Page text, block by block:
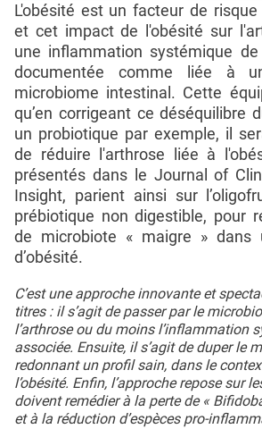
L'obésité est un facteur de risque
et cet impact de l'obésité sur
une inflammation systémique
documentée comme liée à
microbiome intestinal. Cette
qu’en corrigeant ce déséquilibre
un probiotique par exemple, il
de réduire l'arthrose liée à
présentés dans le Journal of
Insight, parient ainsi sur
prébiotique non digestible, pour
de microbiote « maigre » dans
d’obésité.
C’est une approche innovante et
titres : il s’agit de passer par le
l’arthrose ou du moins l’inflammation
associée. Ensuite, il s’agit de duper le
redonnant un profil sain, dans le
l’obésité. Enfin, l’approche repose sur
doivent remédier à la perte de «
et à la réduction d’espèces pro-